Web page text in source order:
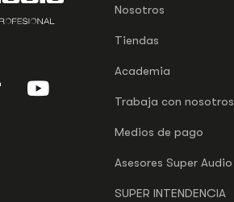
Nosotros
Tiendas
Academia
Trabaja con nosotros
Medios de pago
Asesores Super Audio
SUPER INTENDENCIA